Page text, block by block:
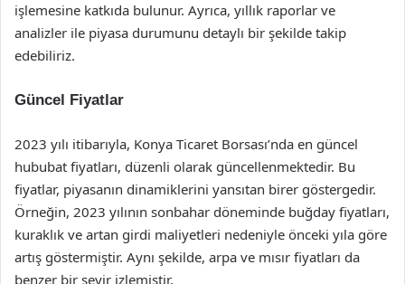
işlemesine katkıda bulunur. Ayrıca, yıllık raporlar ve
analizler ile piyasa durumunu detaylı bir şekilde takip
edebiliriz.
Güncel Fiyatlar
2023 yılı itibarıyla, Konya Ticaret Borsası’nda en güncel
hububat fiyatları, düzenli olarak güncellenmektedir. Bu
fiyatlar, piyasanın dinamiklerini yansıtan birer göstergedir.
Örneğin, 2023 yılının sonbahar döneminde buğday fiyatları,
kuraklık ve artan girdi maliyetleri nedeniyle önceki yıla göre
artış göstermiştir. Aynı şekilde, arpa ve mısır fiyatları da
benzer bir seyir izlemiştir.